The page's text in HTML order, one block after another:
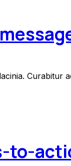
Curabitur
to-